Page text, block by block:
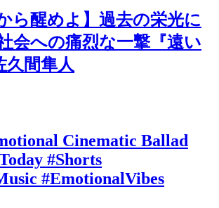
ら醒めよ】過去の栄光に
会への痛烈な一撃『遠い
久間隼人
Cinematic Ballad
#Shorts
#EmotionalVibes